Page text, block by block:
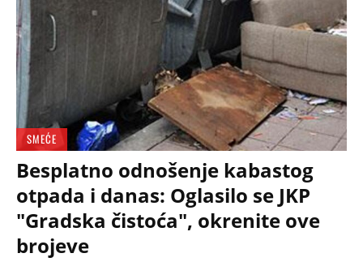
SMEĆE
Besplatno odnošenje kabastog
otpada i danas: Oglasilo se JKP
"Gradska čistoća", okrenite ove
brojeve